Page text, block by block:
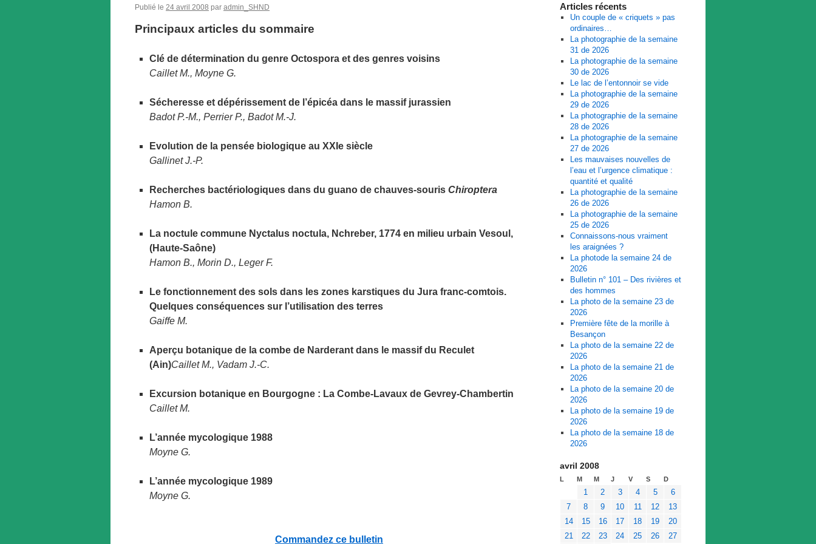
Publié le 24 avril 2008 par admin_SHND
Principaux articles du sommaire
Clé de détermination du genre Octospora et des genres voisins
Caillet M., Moyne G.
Sécheresse et dépérissement de l’épicéa dans le massif jurassien
Badot P.-M., Perrier P., Badot M.-J.
Evolution de la pensée biologique au XXIe siècle
Gallinet J.-P.
Recherches bactériologiques dans du guano de chauves-souris Chiroptera
Hamon B.
La noctule commune Nyctalus noctula, Nchreber, 1774 en milieu urbain Vesoul,
(Haute-Saône)
Hamon B., Morin D., Leger F.
Le fonctionnement des sols dans les zones karstiques du Jura franc-comtois.
Quelques conséquences sur l’utilisation des terres
Gaiffe M.
Aperçu botanique de la combe de Narderant dans le massif du Reculet
(Ain)Caillet M., Vadam J.-C.
Excursion botanique en Bourgogne : La Combe-Lavaux de Gevrey-Chambertin
Caillet M.
L’année mycologique 1988
Moyne G.
L’année mycologique 1989
Moyne G.
Commandez ce bulletin
Articles récents
Un couple de « criquets » pas
ordinaires…
La photographie de la semaine
31 de 2026
La photographie de la semaine
30 de 2026
Le lac de l’entonnoir se vide
La photographie de la semaine
29 de 2026
La photographie de la semaine
28 de 2026
La photographie de la semaine
27 de 2026
Les mauvaises nouvelles de
l’eau et l’urgence climatique :
quantité et qualité
La photographie de la semaine
26 de 2026
La photographie de la semaine
25 de 2026
Connaissons-nous vraiment
les araignées ?
La photode la semaine 24 de
2026
Bulletin n° 101 – Des rivières et
des hommes
La photo de la semaine 23 de
2026
Première fête de la morille à
Besançon
La photo de la semaine 22 de
2026
La photo de la semaine 21 de
2026
La photo de la semaine 20 de
2026
La photo de la semaine 19 de
2026
La photo de la semaine 18 de
2026
avril 2008
L M M J V S D
1 2 3 4 5
6
7
8 9 10 11 12
13
14
15 16 17 18 19
20
21
22 23 24 25 26 27